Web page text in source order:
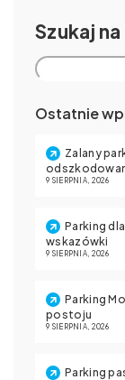
Szukaj
Ostatnie
Zalany
9 SIERPNIA, 2026
Parking
wskazówki
9 SIERPNIA, 2026
Parking
postoju
9 SIERPNIA, 2026
Parking